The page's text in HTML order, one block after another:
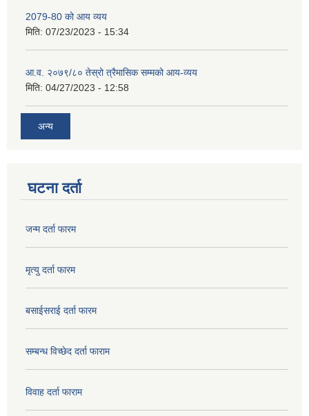
2079-80 को आय व्यय
मिति: 07/23/2023 - 15:34
आ.व. २०७९/८० तेस्रो त्रैमासिक सम्मको आय-व्यय
मिति: 04/27/2023 - 12:58
अन्य
घटना दर्ता
जन्म दर्ता फारम
मृत्यु दर्ता फारम
बसाईसराई दर्ता फारम
सम्बन्ध विच्छेद दर्ता फाराम
विवाह दर्ता फाराम